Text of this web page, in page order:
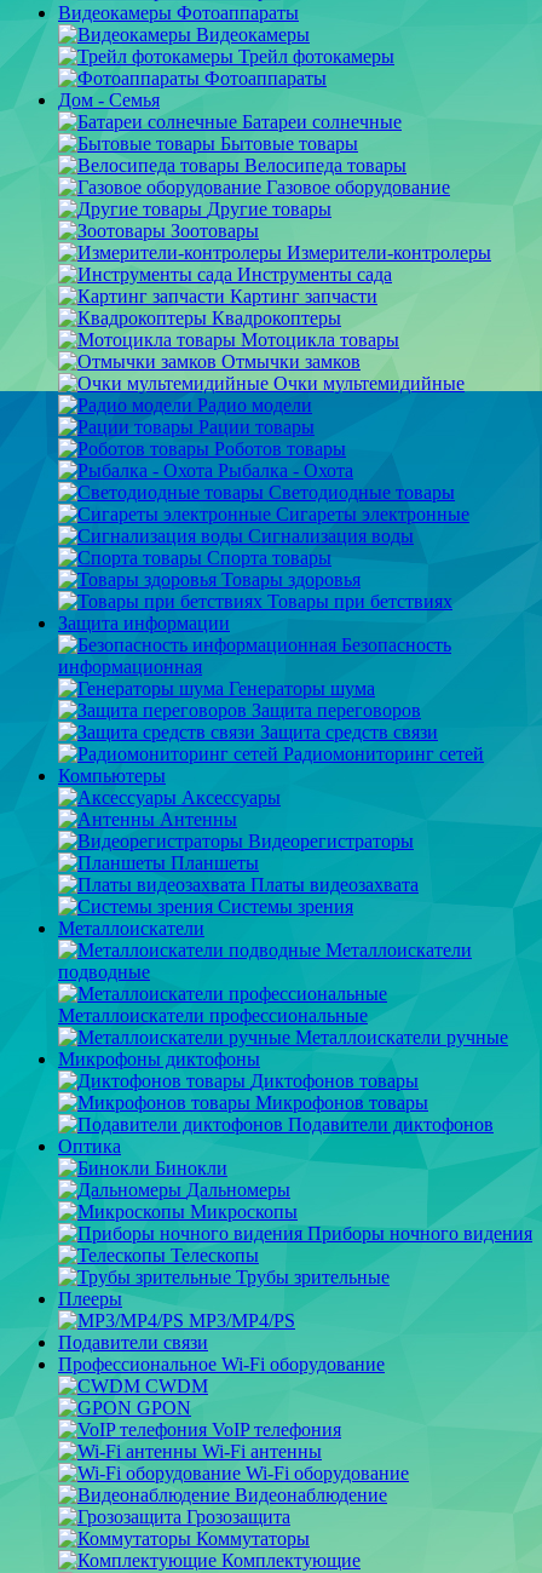
Видеокамеры Фотоаппараты
Видеокамеры
Трейл фотокамеры
Фотоаппараты
Дом - Семья
Батареи солнечные
Бытовые товары
Велосипеда товары
Газовое оборудование
Другие товары
Зоотовары
Измерители-контролеры
Инструменты сада
Картинг запчасти
Квадрокоптеры
Мотоцикла товары
Отмычки замков
Очки мультемидийные
Радио модели
Рации товары
Роботов товары
Рыбалка - Охота
Светодиодные товары
Сигареты электронные
Сигнализация воды
Спорта товары
Товары здоровья
Товары при бетствиях
Защита информации
Безопасность
информационная
Генераторы шума
Защита переговоров
Защита средств связи
Радиомониторинг сетей
Компьютеры
Аксессуары
Антенны
Видеорегистраторы
Планшеты
Платы видеозахвата
Системы зрения
Металлоискатели
Металлоискатели
подводные
Металлоискатели профессиональные
Металлоискатели ручные
Микрофоны диктофоны
Диктофонов товары
Микрофонов товары
Подавители диктофонов
Оптика
Бинокли
Дальномеры
Микроскопы
Приборы ночного видения
Телескопы
Трубы зрительные
Плееры
MP3/MP4/PS
Подавители связи
Профессиональное Wi-Fi оборудование
CWDM
GPON
VoIP телефония
Wi-Fi антенны
Wi-Fi оборудование
Видеонаблюдение
Грозозащита
Коммутаторы
Комплектующие